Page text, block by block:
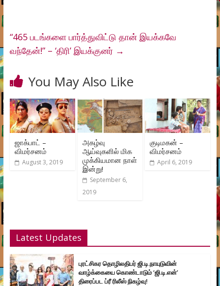
“465 படங்களை பார்த்துவிட்டு தான் இயக்கவே
வந்தேன்!” – ‘திரி’ இயக்குனர் →
You May Also Like
ஜாக்பாட் –
விமர்சனம்
August 3, 2019
அகழ்வு
ஆய்வுகளில் மிக
முக்கியமான நாள்
இன்று!
September 6,
2019
குடிமகன் –
விமர்சனம்
April 6, 2019
Latest Updates
புரட்சிகர தொழிலதிபர் ஜி.டி.நாயுடுவின்
வாழ்க்கையை கொண்டாடும் ‘ஜி.டி.என்’
திரைப்பட ப்ரீ ரிலீஸ் நிகழ்வு!